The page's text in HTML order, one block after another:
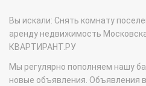
Вы искали: Снять комнату
аренду недвижимость
КВАРТИРАНТ.РУ
Мы регулярно пополняем нашу
новые объявления. Объявления